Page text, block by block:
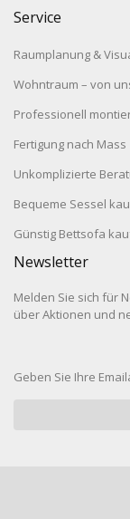
Service
Raumplanung &
Wohntraum – von
Professionell
Fertigung nach Mass
Unkomplizierte
Bequeme Sessel
Günstig Bettsofa
Newsletter
Melden Sie sich für
über Aktionen und
Geben Sie Ihre